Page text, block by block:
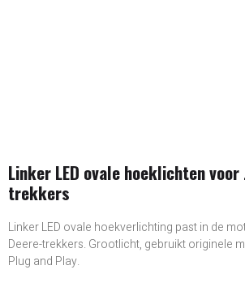
Linker LED ovale hoeklichten voor
trekkers
Linker LED ovale hoekverlichting past in de
Deere-trekkers. Grootlicht, gebruikt originele
Plug and Play.